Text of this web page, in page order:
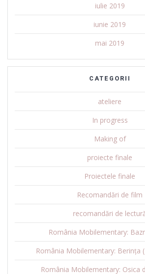
iulie 2019
iunie 2019
mai 2019
CATEGORII
ateliere
In progress
Making of
proiecte finale
Proiectele finale
Recomandări de film
recomandări de
România Mobilementary:
România Mobilementary: Berința
România Mobilementary: Osica